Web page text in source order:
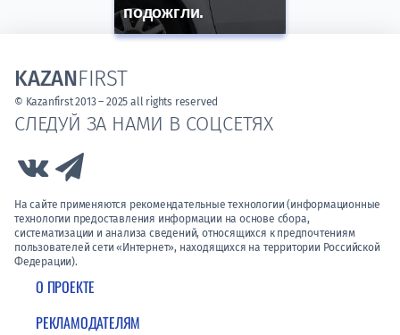
подожгли.
О ПРОЕКТЕ
РЕКЛАМОДАТЕЛЯМ
СЛЕДУЙ ЗА НАМИ В СОЦСЕТЯХ
Link to Vk
На сайте применяются рекомендательные технологии (информационные
технологии предоставления информации на основе сбора,
систематизации и анализа сведений, относящихся к предпочтениям
пользователей сети «Интернет», находящихся на территории Российской
Федерации).
KAZANFIRST
© Kazanfirst 2013 – 2025 all rights reserved